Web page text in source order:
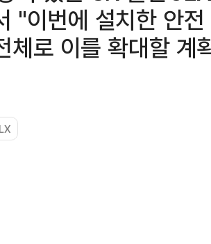
"이번에 설치한 안
체로 이를 확대할 계